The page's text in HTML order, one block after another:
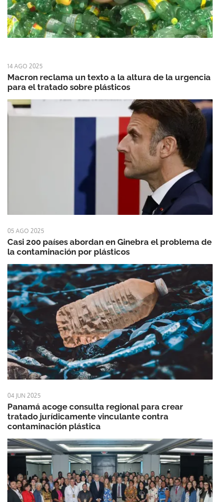
14 AGO 2025
Macron reclama un texto a la altura de la urgencia
para el tratado sobre plásticos
05 AGO 2025
Casi 200 países abordan en Ginebra el problema de
la contaminación por plásticos
04 JUN 2025
Panamá acoge consulta regional para crear
tratado jurídicamente vinculante contra
contaminación plástica